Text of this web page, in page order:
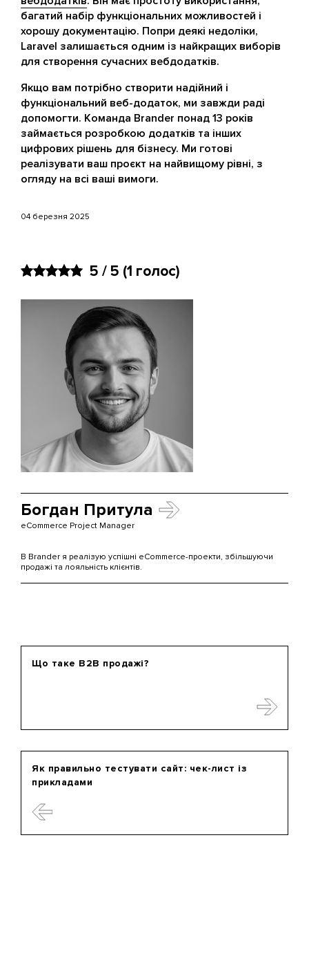
багатий набір функціональних можливостей і
хорошу документацію. Попри деякі недоліки,
Laravel залишається одним із найкращих виборів
для створення сучасних вебдодатків.
Якщо вам потрібно створити надійний і
функціональний веб-додаток, ми завжди раді
допомогти. Команда Brander понад 13 років
займається розробкою додатків та інших
цифрових рішень для бізнесу. Ми готові
реалізувати ваш проєкт на найвищому рівні, з
огляду на всі ваші вимоги.
04 березня 2025
5 / 5 (1 голос)
Богдан Притула
eCommerce Project Manager
В Brander я реалізую успішні eCommerce-проекти, збільшуючи
продажі та лояльність клієнтів.
Як правильно тестувати сайт: чек-лист із
прикладами
Що таке B2B продажі?